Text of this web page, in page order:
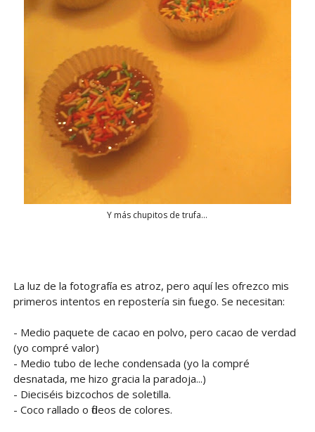
Y más chupitos de trufa...
La luz de la fotografía es atroz, pero aquí les ofrezco mis
primeros intentos en repostería sin fuego. Se necesitan:
- Medio paquete de cacao en polvo, pero cacao de verdad
(yo compré valor)
- Medio tubo de leche condensada (yo la compré
desnatada, me hizo gracia la paradoja...)
- Dieciséis bizcochos de soletilla.
- Coco rallado o fideos de colores.